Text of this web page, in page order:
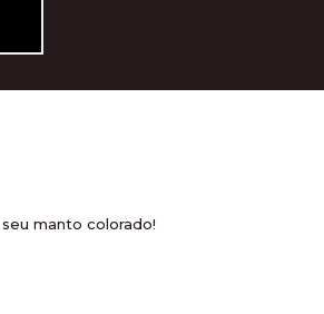
manto colorado!